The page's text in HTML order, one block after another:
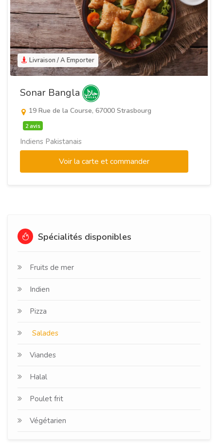
Livraison / A Emporter
Sonar Bangla
19 Rue de la Course, 67000 Strasbourg
2 avis
Indiens Pakistanais
Voir la carte et commander
Spécialités disponibles
Fruits de mer
Indien
Pizza
Salades
Viandes
Halal
Poulet frit
Végétarien